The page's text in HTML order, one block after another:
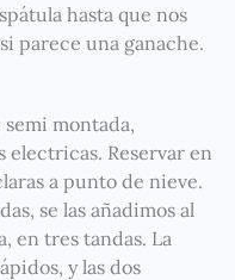
hasta que nos
parece una ganache.
montada,
electricas. Reservar en
a punto de nieve.
se las añadimos al
en tres tandas. La
y las dos